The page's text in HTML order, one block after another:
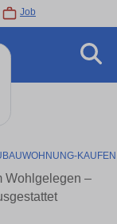
Job
KAUFEN
Wohlgelegen –